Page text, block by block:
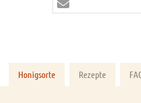
Honigsorte Rezepte